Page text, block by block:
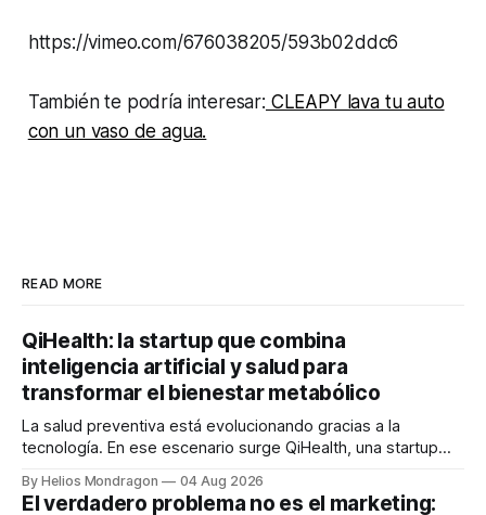
https://vimeo.com/676038205/593b02ddc6
También te podría interesar: CLEAPY lava tu auto
con un vaso de agua.
READ MORE
QiHealth: la startup que combina
inteligencia artificial y salud para
transformar el bienestar metabólico
La salud preventiva está evolucionando gracias a la
tecnología. En ese escenario surge QiHealth, una startup
dispositivos inteligentes, inteligencia artificial y monitoreo
By Helios Mondragon 04 Aug 2026
El verdadero problema no es el marketing: